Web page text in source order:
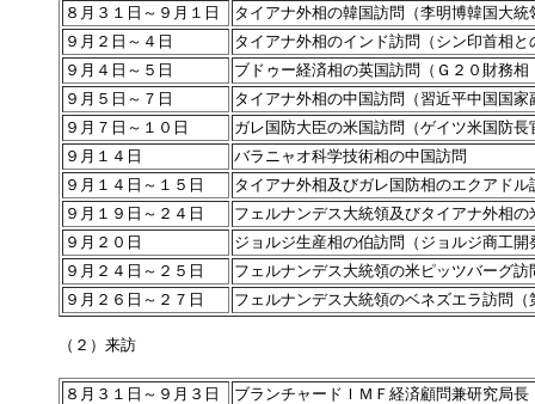
８月３１日～９月１日
タイアナ外相の韓国訪問（李明博韓国大
９月２日～４日
タイアナ外相のインド訪問（シン印首相と
９月４日～５日
ブドゥー経済相の英国訪問（Ｇ２０財務
９月５日～７日
タイアナ外相の中国訪問（習近平中国国
９月７日～１０日
ガレ国防大臣の米国訪問（ゲイツ米国防長
９月１４日
バラニャオ科学技術相の中国訪問
９月１４日～１５日
タイアナ外相及びガレ国防相のエクアド
９月１９日～２４日
フェルナンデス大統領及びタイアナ外相
９月２０日
ジョルジ生産相の伯訪問（ジョルジ商工開
９月２４日～２５日
フェルナンデス大統領の米ピッツバーグ
９月２６日～２７日
フェルナンデス大統領のベネズエラ訪問
（２）来訪
８月３１日～９月３日
ブランチャードＩＭＦ経済顧問兼研究局